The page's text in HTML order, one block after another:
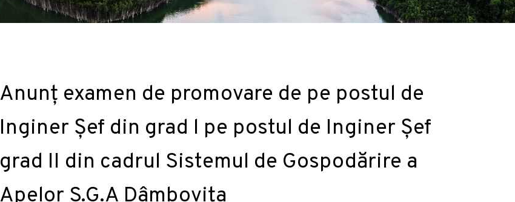
Anunț examen de promovare de pe postul de
Inginer Șef din grad l pe postul de Inginer Șef
grad II din cadrul Sistemul de Gospodărire a
Apelor S.G.A Dâmbovița